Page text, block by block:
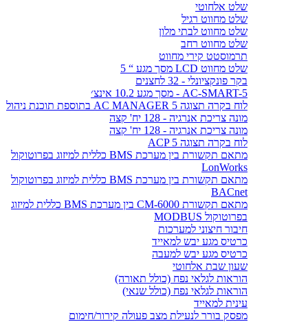
שלט אלחוטי
שלט מחווט רגיל
שלט מחווט לבתי מלון
שלט מחווט רחב
תרמוסטט קירי מחווט
שלט מחווט LCD מסך מגע “ 5
בקר פונקציונלי - 32 לחצנים
AC-SMART-5 - מסך מגע 10.2 אינצ׳
לוח בקרה תצוגה AC MANAGER 5 בתוספת תוכנת ניהול
מונה צריכת אנרגיה - 128 יח' קצה
מונה צריכת אנרגיה - 128 יח' קצה
לוח בקרה תצוגה ACP 5
מתאם תקשורת בין מערכת BMS כללית למיזוג בפרוטוקול
LonWorks
מתאם תקשורת בין מערכת BMS כללית למיזוג בפרוטוקול
BACnet
מתאם תקשורת CM-6000 בין מערכת BMS כללית למיזוג
בפרוטוקול MODBUS
חיבור חיצוני למערכות
כרטיס מגע יבש למאייד
כרטיס מגע יבש למעבה
שעון שבת אלחוטי
הוראות לגלאי נפח (כולל תאורה)
הוראות לגלאי נפח (כולל שנאי)
עינית למאייד
מפסק בורר לנעילת מצב פעולה קירור/חימום